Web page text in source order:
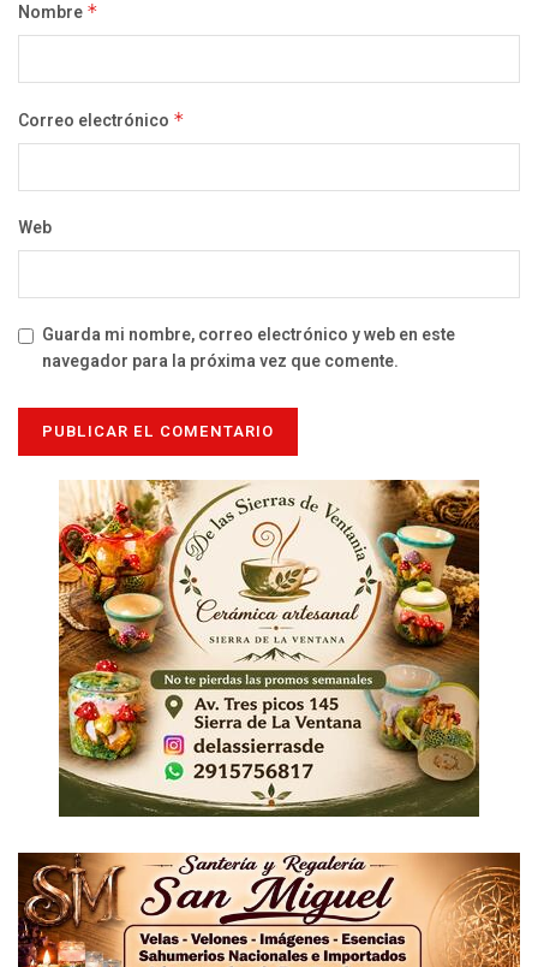
Nombre *
Correo electrónico *
Web
Guarda mi nombre, correo electrónico y web en este
navegador para la próxima vez que comente.